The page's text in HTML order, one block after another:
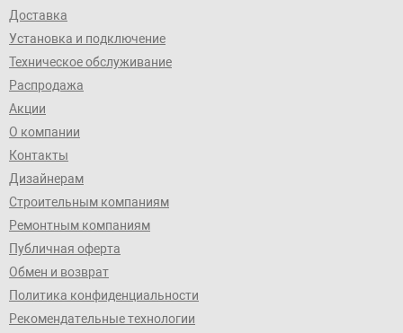
Доставка
Установка и подключение
Техническое обслуживание
Распродажа
Акции
О компании
Контакты
Дизайнерам
Строительным компаниям
Ремонтным компаниям
Публичная оферта
Обмен и возврат
Политика конфиденциальности
Рекомендательные технологии